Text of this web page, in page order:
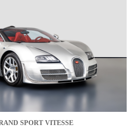
SPORT VITESSE